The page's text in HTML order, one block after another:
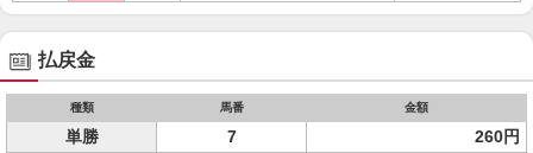
払戻金
種類 馬番 金額
単勝 7 260円